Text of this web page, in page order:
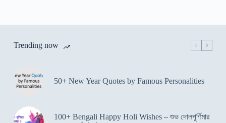
Trending now
50+ New Year Quotes by Famous Personalities
100+ Bengali Happy Holi Wishes – শুভ দোলপূর্ণিমার